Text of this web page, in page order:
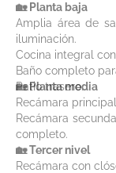
🏡 Planta baja
Amplia área de
iluminación.
Cocina integral
Baño completo
Patio trasero.
🏡 Planta media
Recámara
Recámara
completo.
🏡 Tercer nivel
Recámara con